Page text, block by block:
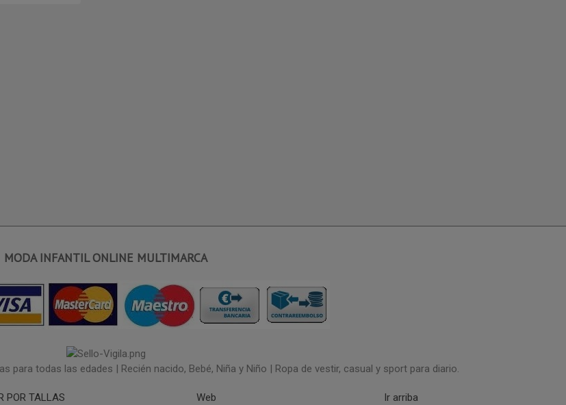
MODA INFANTIL ONLINE MULTIMARCA
para todas las edades | Recién nacido, Bebé, Niña y Niño | Ropa de vestir, casual y sport para diario.
POR TALLAS
Web
Ir arriba